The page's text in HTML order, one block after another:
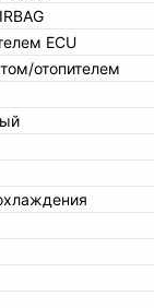
ECU
отопителем